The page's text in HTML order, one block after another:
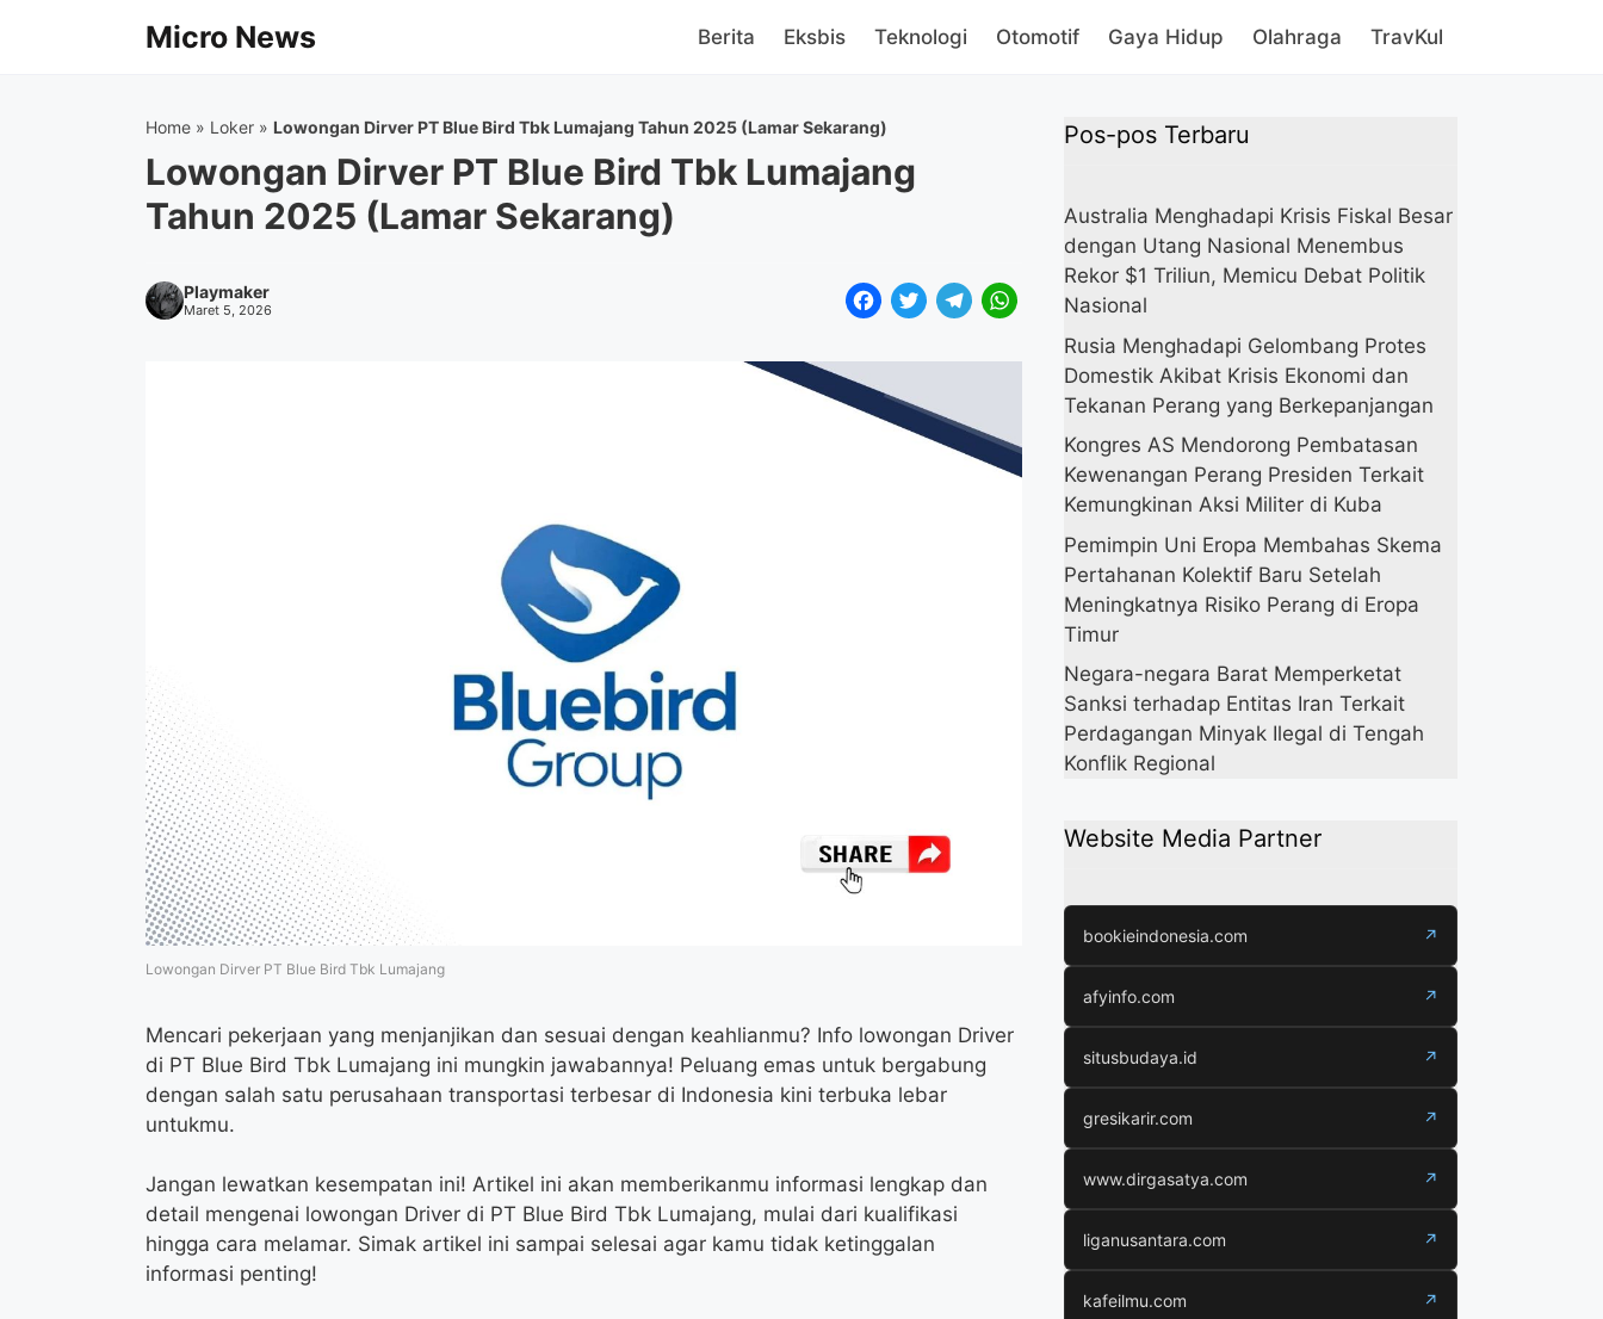
Micro News Berita Eksbis Teknologi Otomotif Gaya Hidup Olahraga TravKul
Home » Loker » Lowongan Dirver PT Blue Bird Tbk Lumajang Tahun 2025 (Lamar Sekarang)
Lowongan Dirver PT Blue Bird Tbk Lumajang
Tahun 2025 (Lamar Sekarang)
Playmaker
Maret 5, 2026
F
c
e
T
t
T
e
g
W
s
Lowongan Dirver PT Blue Bird Tbk Lumajang
Mencari pekerjaan yang menjanjikan dan sesuai dengan keahlianmu? Info lowongan Driver
di PT Blue Bird Tbk Lumajang ini mungkin jawabannya! Peluang emas untuk bergabung
dengan salah satu perusahaan transportasi terbesar di Indonesia kini terbuka lebar
untukmu.
Jangan lewatkan kesempatan ini! Artikel ini akan memberikanmu informasi lengkap dan
detail mengenai lowongan Driver di PT Blue Bird Tbk Lumajang, mulai dari kualifikasi
hingga cara melamar. Simak artikel ini sampai selesai agar kamu tidak ketinggalan
informasi penting!
Pos-pos Terbaru
Australia Menghadapi Krisis Fiskal Besar
dengan Utang Nasional Menembus
Rekor $1 Triliun, Memicu Debat Politik
Nasional
Rusia Menghadapi Gelombang Protes
Domestik Akibat Krisis Ekonomi dan
Tekanan Perang yang Berkepanjangan
Kongres AS Mendorong Pembatasan
Kewenangan Perang Presiden Terkait
Kemungkinan Aksi Militer di Kuba
Pemimpin Uni Eropa Membahas Skema
Pertahanan Kolektif Baru Setelah
Meningkatnya Risiko Perang di Eropa
Timur
Negara-negara Barat Memperketat
Sanksi terhadap Entitas Iran Terkait
Perdagangan Minyak Ilegal di Tengah
Konflik Regional
Website Media Partner
bookieindonesia.com ↗
afyinfo.com ↗
situsbudaya.id ↗
gresikarir.com ↗
www.dirgasatya.com ↗
liganusantara.com ↗
kafeilmu.com ↗